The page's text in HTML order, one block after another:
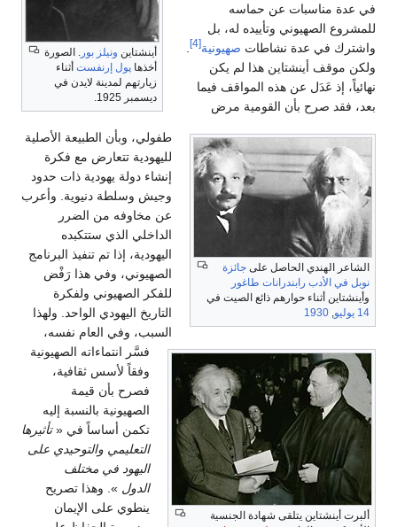
أينشتاين ونيلز بور . الصورة
أخذها پول إرنفست أثناء
زيارتهم لمدينة لايدن في
ديسمبر 1925.
الشاعر الهندي الحاصل على جائزة
نوبل في الأدب رابندرانات طاغور
وأينشتاين أثناء حوارهم ذائع الصيت في
14 يوليو
,
1930
ألبرت أينشتاين يتلقى شهادة الجنسية
في عدة مناسبات عن حماسه
للمشروع الصهيوني وتأييده له، بل
واشترك في عدة نشاطات صهيونية[4]
ولكن موقف أينشتاين هذا لم يكن
نهائياً، إذ عَدَل عن هذه المواقف فيما
بعد، فقد صرح بأن القومية مرض
طفولي، وبأن الطبيعة الأصلية
لليهودية تتعارض مع فكرة
إنشاء دولة يهودية ذات حدود
وجيش وسلطة دنيوية. وأعرب
عن مخاوفه من الضرر
الداخلي الذي ستتكبده
اليهودية، إذا تم تنفيذ البرنامج
الصهيوني، وفي هذا رَفْض
للفكر الصهيوني ولفكرة
التاريخ اليهودي الواحد. ولهذا
السبب، وفي العام نفسه،
فسَّر انتماءاته الصهيونية
وفقاً لأسس ثقافية،
فصرح بأن قيمة
الصهيونية بالنسبة إليه
تكمن أساساً في «تأثيرها
التعليمي والتوحيدي على
اليهود في مختلف
الدول ». وهذا تصريح
ينطوي على الإيمان